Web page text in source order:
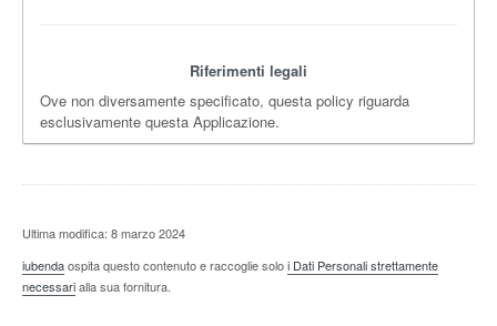
Riferimenti legali
Ove non diversamente specificato, questa policy riguarda
esclusivamente questa Applicazione.
Ultima modifica: 8 marzo 2024
iubendaospita questo contenuto e raccoglie soloi Dati Personali strettamente
necessarialla sua fornitura.